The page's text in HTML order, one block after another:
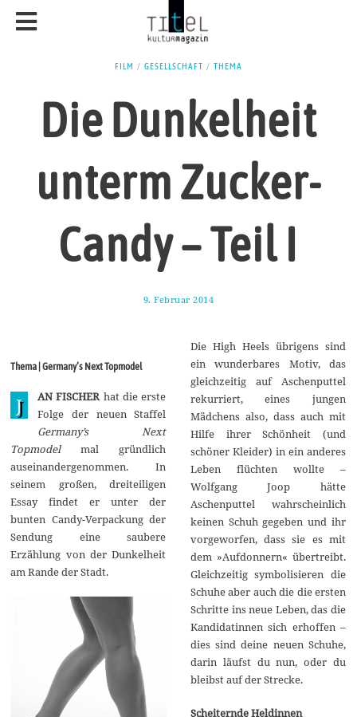
FILM / GESELLSCHAFT / THEMA
Die Dunkelheit
unterm Zucker-
Candy – Teil I
9. Februar 2014
ä
z
2
0
1
4
Thema | Germany’s Next Topmodel
J AN FISCHER hat die erste
Folge der neuen Staffel
Germany’s Next
Topmodelmal gründlich
auseinandergenommen. In
seinem großen, dreiteiligen
Essay findet er unter der
bunten Candy-Verpackung der
Sendung eine saubere
Erzählung von der Dunkelheit
am Rande der Stadt.
Die High Heels übrigens sind
ein wunderbares Motiv, das
gleichzeitig auf Aschenputtel
rekurriert, eines jungen
Mädchens also, dass auch mit
Hilfe ihrer Schönheit (und
schöner Kleider) in ein anderes
Leben flüchten wollte –
Wolfgang Joop hätte
Aschenputtel wahrscheinlich
keinen Schuh gegeben und ihr
vorgeworfen, dass sie es mit
dem »Aufdonnern« übertreibt.
Gleichzeitig symbolisieren die
Schuhe aber auch die die ersten
Schritte ins neue Leben, das die
Kandidatinnen sich erhoffen –
dies sind deine neuen Schuhe,
darin läufst du nun, oder du
bleibst auf der Strecke.
Scheiternde Heldinnen